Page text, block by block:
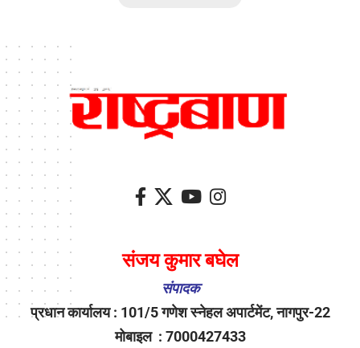
संजय कुमार बघेल
संपादक
प्रधान कार्यालय : 101/5 गणेश स्नेहल अपार्टमेंट, नागपुर-22
मोबाइल : 7000427433